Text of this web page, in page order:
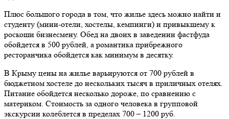
Плюс большого города в том, что жилье здесь можно найти и
студенту (мини-отели, хостелы, кемпинги) и привыкшему к
роскоши бизнесмену. Обед на двоих в заведении фастфуда
обойдется в 500 рублей, а романтика прибрежного
ресторанчика обойдется как минимум в десятку.
В Крыму цены на жилье варьируются от 700 рублей в
бюджетном хостеле до нескольких тысяч в приличных отелях.
Питание обойдется несколько дороже, по сравнению с
материком. Стоимость за одного человека в групповой
экскурсии колеблется в пределах 700 – 1200 руб.